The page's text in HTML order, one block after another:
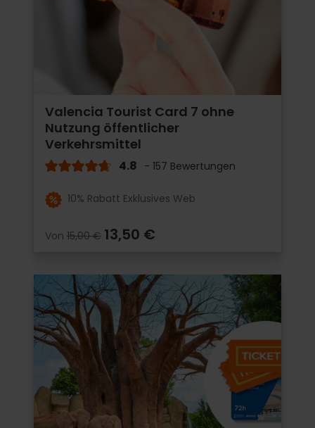
Valencia Tourist Card 7 ohne
Nutzung öffentlicher
Verkehrsmittel
4.8 - 157 Bewertungen
10% Rabatt Exklusives Web
Von 15,00 € 13,50 €